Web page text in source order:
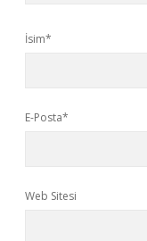
İsim*
E-Posta*
Web Sitesi